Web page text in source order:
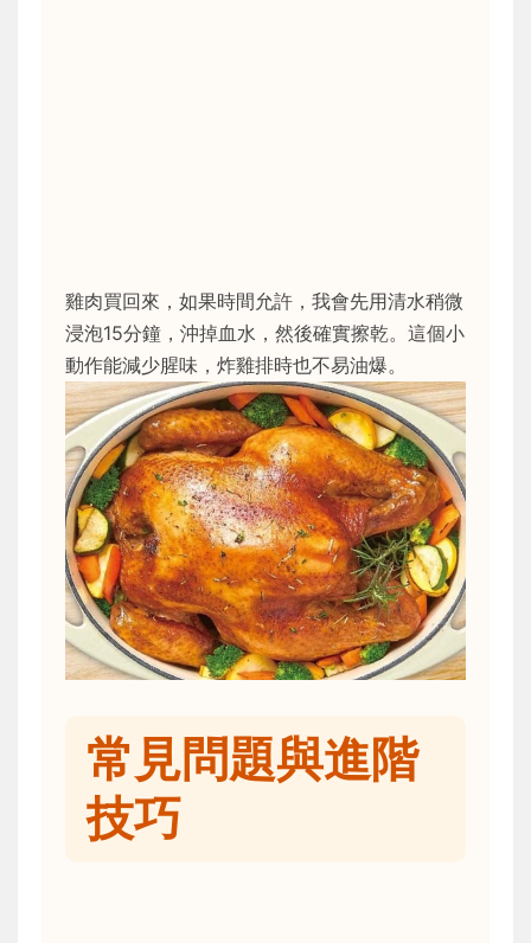
雞肉買回來，如果時間允許，我會先用清水稍微
浸泡15分鐘，沖掉血水，然後確實擦乾。這個小
動作能減少腥味，炸雞排時也不易油爆。
常見問題與進階
技巧